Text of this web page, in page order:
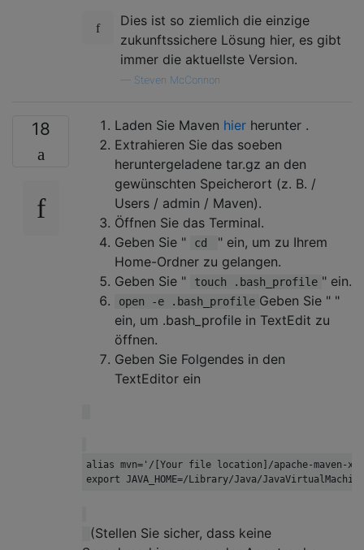
Dies ist so ziemlich die einzige
zukunftssichere Lösung hier, es gibt
immer die aktuellste Version.
Steven McConnon
18 Laden Sie Maven hier herunter .
Extrahieren Sie das soeben
heruntergeladene tar.gz an den
gewünschten Speicherort (z. B. /
Users / admin / Maven).
Öffnen Sie das Terminal.
Geben Sie "
cd
" ein, um zu Ihrem
Home-Ordner zu gelangen.
Geben Sie "
touch .bash_profile " ein.
open -e .bash_profile Geben Sie " "
ein, um .bash_profile in TextEdit zu
öffnen.
Geben Sie Folgendes in den
TextEditor ein
alias mvn='/[Your file location]/apache-maven-
(Stellen Sie sicher, dass keine